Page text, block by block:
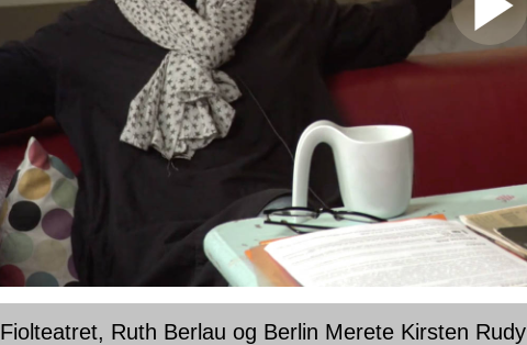
Fiolteatret, Ruth Berlau og Berlin Merete Kirsten Rudy